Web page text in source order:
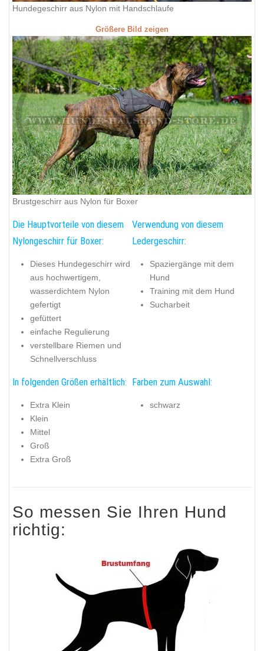
Hundegeschirr aus Nylon mit Handschlaufe
Größere Bild zeigen
Brustgeschirr aus Nylon für Boxer
Die Hauptvorteile von diesem
Nylongeschirr für Boxer:
Dieses Hundegeschirr wird
aus hochwertigem,
wasserdichtem Nylon
gefertigt
gefüttert
einfache Regulierung
verstellbare Riemen und
Schnellverschluss
Verwendung von diesem
Ledergeschirr:
Spaziergänge mit dem
Hund
Training mit dem Hund
Sucharbeit
In folgenden Größen erhältlich:
Extra Klein
Klein
Mittel
Groß
Extra Groß
Farben zum Auswahl:
schwarz
So messen Sie Ihren Hund
richtig: